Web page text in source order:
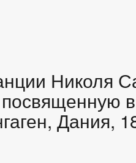
Николя
Дания,